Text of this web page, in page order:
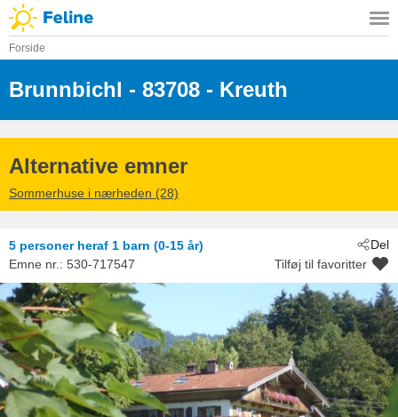
Forside
Brunnbichl - 83708 - Kreuth
Alternative emner
Sommerhuse i nærheden (28)
Del
5 personer heraf 1 barn (0-15 år)
Emne nr.: 530-717547 Tilføj til favoritter